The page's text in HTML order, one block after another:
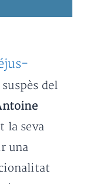
del
la seva
una